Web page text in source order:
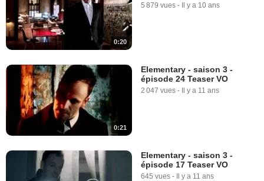
0:20
5 879 vues - Il y a 10 ans
0:21
Elementary - saison 3 -
épisode 24 Teaser VO
2 047 vues - Il y a 11 ans
Elementary - saison 3 -
épisode 17 Teaser VO
645 vues - Il y a 11 ans